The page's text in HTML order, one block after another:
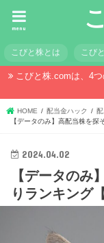
menu
こびと株とは こび
こびと株.comは、4
HOME 配当金ハック
【データのみ】高配当株を
2024.04.02
【データのみ
りランキング